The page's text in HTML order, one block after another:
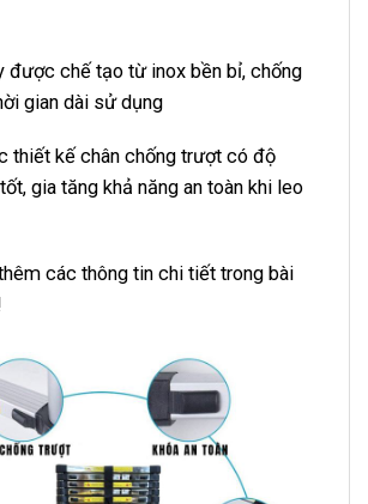
được chế tạo từ inox bền bỉ, chống
gian dài sử dụng
thiết kế chân chống trượt có độ
gia tăng khả năng an toàn khi leo
các thông tin chi tiết trong bài